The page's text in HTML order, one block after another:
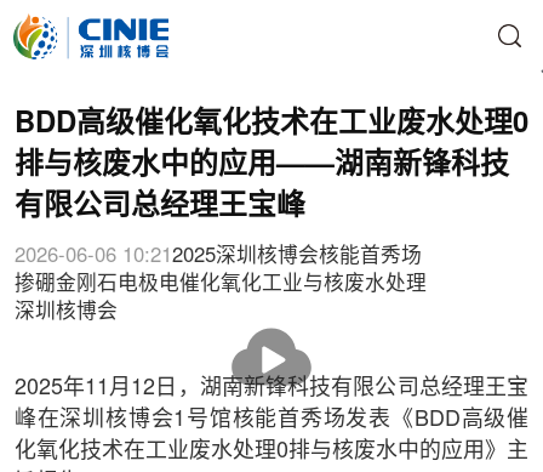
BDD高级催化氧化技术在工业废水处理0
排与核废水中的应用——湖南新锋科技
有限公司总经理王宝峰
2026-06-06 10:21 2025深圳核博会核能首秀场
掺硼金刚石电极电催化氧化工业与核废水处理
深圳核博会
放
2025年11月12日，湖南新锋科技有限公司总经理王宝
峰在深圳核博会1号馆核能首秀场发表《BDD高级催
化氧化技术在工业废水处理0排与核废水中的应用》主